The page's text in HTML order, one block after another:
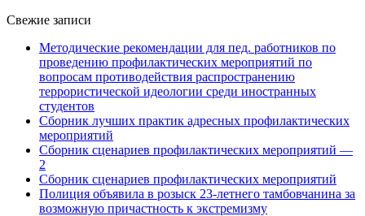
Свежие записи
Методические рекомендации для пед. работников по
проведению профилактических мероприятий по
вопросам противодействия распространению
террористической идеологии среди иностранных
студентов
Сборник лучших практик адресных профилактических
мероприятий
Сборник сценариев профилактических мероприятий —
2
Сборник сценариев профилактических мероприятий
Полиция объявила в розыск 23-летнего тамбовчанина за
возможную причастность к экстремизму